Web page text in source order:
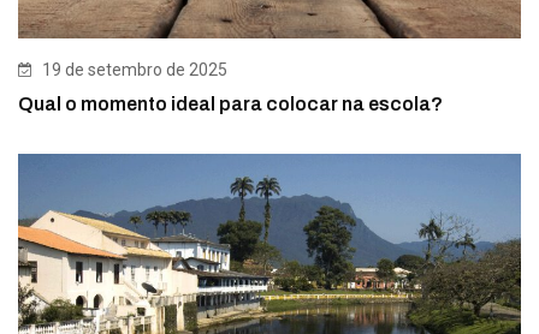
19 de setembro de 2025
Qual o momento ideal para colocar na escola?